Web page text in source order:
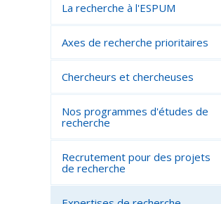
La recherche à l'ESPUM
Axes de recherche prioritaires
Chercheurs et chercheuses
Nos programmes d'études de
recherche
Recrutement pour des projets
de recherche